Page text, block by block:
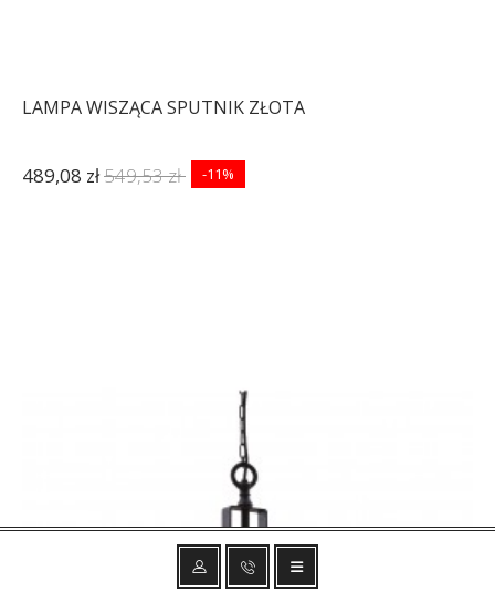
LAMPA WISZĄCA SPUTNIK ZŁOTA
489,08 zł549,53 zł -11%